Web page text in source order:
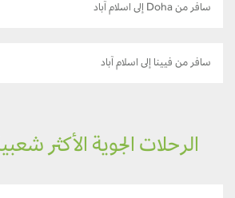
سافر من Doha إلى اسلام آباد
سافر من فيينا إلى اسلام آباد
الرحلات الجوية الأكثر